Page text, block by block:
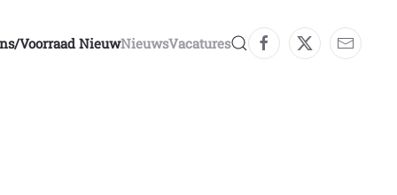
voorraad NieuwNieuwsVacatures